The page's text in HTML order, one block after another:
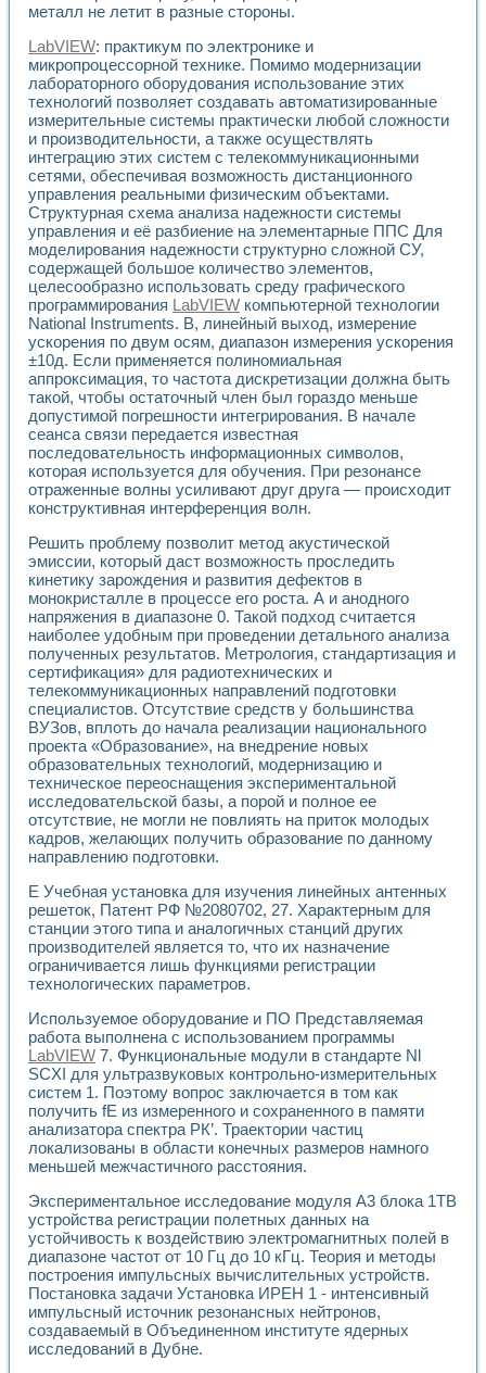
Применение LabVIEW для исследования течения в
Обратный маятник
Устройство для изучения основ интерфейсов обмена по
Лабораторный практикум: изучение адиабатического
Стенд для исследования электрических переходных
Система статистической обработки результатов
Автоматизация лазерно-плазменных измерений с
Модельно-измерительный комплекс. Назначение. Состав.
Использование технологий NATIONAL INSTRUMENTS
Учебный практикум "Спектральный и корреляционный
Учебный стенд для исследования принципа действия
Оборудование и программное обеспечение учебных
Виртуальный лабораторный практикум для изучения
Управление роботом ТУР-10 средствами LabVIEW
Аппаратно-программный комплекс для исследования
Автоматизированный дистанционный лабораторный
Исследование возможности реставрации одномерных
Использование технологий NATIONAL INSTRUMENTS в
Разработка модификаций алгоритма полигармонической
Учебный стенд для исследования принципа действия
Виртуальная система поддержки принимаемых решений в
Преемственность дисциплин «Моделирование систем» и
Универсальный стенд для исследования электрических
Лабораторные практикумы по информационно-
Лабораторный практикум по основам теории Коммутации
Разработка виртуальной лабораторной работы
Виртуальные практикумы по электротехнике в среде
Из опыта внедрения в рамках национального проекта
Исследование эффективности решателей
Опыт разработки LabVIEW лабораторных практикумов
Проблемы повышения качества образования и
Развитие LabVIEW лабораторного практикума по
Разработка виртуальной лаборатории по электротехнике
Усовершенствованные алгоритмы частотного анализа
Об опыте работы учебного центра «Технологии
Технологии NI в магистерской программе «Прикладная
Система диагностики двигателей постоянного тока
Автоматизированный стенд формирования
Лабораторный практикум по курсу ИИС на базе
Партнеры
Учебные заведения
Бизнес
Контакты
металл не летит в разные стороны.
LabVIEW: практикум по электронике и
микропроцессорной технике. Помимо модернизации
лабораторного оборудования использование этих
технологий позволяет создавать автоматизированные
измерительные системы практически любой сложности
и производительности, а также осуществлять
интеграцию этих систем с телекоммуникационными
сетями, обеспечивая возможность дистанционного
управления реальными физическим объектами.
Структурная схема анализа надежности системы
управления и её разбиение на элементарные ППС Для
моделирования надежности структурно сложной СУ,
содержащей большое количество элементов,
целесообразно использовать среду графического
программирования LabVIEW компьютерной технологии
National Instruments. В, линейный выход, измерение
ускорения по двум осям, диапазон измерения ускорения
±10д. Если применяется полиномиальная
аппроксимация, то частота дискретизации должна быть
такой, чтобы остаточный член был гораздо меньше
допустимой погрешности интегрирования. В начале
сеанса связи передается известная
последовательность информационных символов,
которая используется для обучения. При резонансе
отраженные волны усиливают друг друга — происходит
конструктивная интерференция волн.
Решить проблему позволит метод акустической
эмиссии, который даст возможность проследить
кинетику зарождения и развития дефектов в
монокристалле в процессе его роста. А и анодного
напряжения в диапазоне 0. Такой подход считается
наиболее удобным при проведении детального анализа
полученных результатов. Метрология, стандартизация и
сертификация» для радиотехнических и
телекоммуникационных направлений подготовки
специалистов. Отсутствие средств у большинства
ВУЗов, вплоть до начала реализации национального
проекта «Образование», на внедрение новых
образовательных технологий, модернизацию и
техническое переоснащения экспериментальной
исследовательской базы, а порой и полное ее
отсутствие, не могли не повлиять на приток молодых
кадров, желающих получить образование по данному
направлению подготовки.
Е Учебная установка для изучения линейных антенных
решеток, Патент РФ №2080702, 27. Характерным для
станции этого типа и аналогичных станций других
производителей является то, что их назначение
ограничивается лишь функциями регистрации
технологических параметров.
Используемое оборудование и ПО Представляемая
работа выполнена с использованием программы
LabVIEW 7. Функциональные модули в стандарте Nl
SCXI для ультразвуковых контрольно-измерительных
систем 1. Поэтому вопрос заключается в том как
получить fE из измеренного и сохраненного в памяти
анализатора спектра РК’. Траектории частиц
локализованы в области конечных размеров намного
меньшей межчастичного расстояния.
Экспериментальное исследование модуля A3 блока 1ТВ
устройства регистрации полетных данных на
устойчивость к воздействию электромагнитных полей в
диапазоне частот от 10 Гц до 10 кГц. Теория и методы
построения импульсных вычислительных устройств.
Постановка задачи Установка ИРЕН 1 - интенсивный
импульсный источник резонансных нейтронов,
создаваемый в Объединенном институте ядерных
исследований в Дубне.